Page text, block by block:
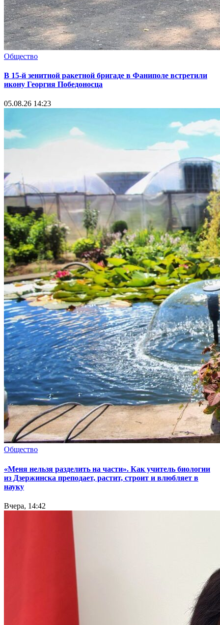
Общество
В 15-й зенитной ракетной бригаде в Фаниполе встретили
икону Георгия Победоносца
05.08.26 14:23
Общество
«Меня нельзя разделить на части». Как учитель биологии
из Дзержинска преподает, растит, строит и влюбляет в
науку
Вчера, 14:42